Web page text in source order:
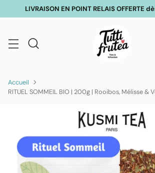
LIVRAISON EN POINT RELAIS OFFERTE
Accueil
RITUEL SOMMEIL BIO | 200g | Rooibos, Mélisse &